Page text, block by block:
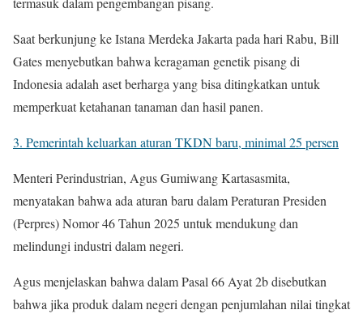
Saat berkunjung ke Istana Merdeka Jakarta pada hari Rabu, Bill
Gates menyebutkan bahwa keragaman genetik pisang di
Indonesia adalah aset berharga yang bisa ditingkatkan untuk
memperkuat ketahanan tanaman dan hasil panen.
3. Pemerintah keluarkan aturan TKDN baru, minimal 25 persen
Menteri Perindustrian, Agus Gumiwang Kartasasmita,
menyatakan bahwa ada aturan baru dalam Peraturan Presiden
(Perpres) Nomor 46 Tahun 2025 untuk mendukung dan
melindungi industri dalam negeri.
Agus menjelaskan bahwa dalam Pasal 66 Ayat 2b disebutkan
bahwa jika produk dalam negeri dengan penjumlahan nilai tingkat